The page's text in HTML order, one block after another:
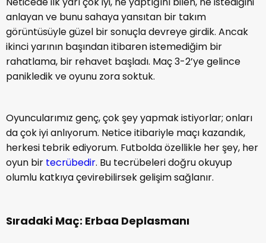
anlayan ve bunu sahaya yansıtan bir takım
görüntüsüyle güzel bir sonuçla devreye girdik. Ancak
ikinci yarının başından itibaren istemediğim bir
rahatlama, bir rehavet başladı. Maç 3-2’ye gelince
panikledik ve oyunu zora soktuk.
Oyuncularımız genç, çok şey yapmak istiyorlar; onları
da çok iyi anlıyorum. Netice itibariyle maçı kazandık,
herkesi tebrik ediyorum. Futbolda özellikle her şey, her
oyun bir tecrübedir. Bu tecrübeleri doğru okuyup
olumlu katkıya çevirebilirsek gelişim sağlanır.
Sıradaki Maç: Erbaa Deplasmanı